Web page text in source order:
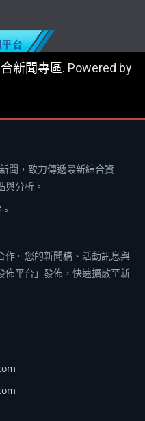
新聞專區. Powered by
聞，致力傳遞最新綜合資
分析。
作。您的新聞稿、活動訊息與
佈平台」發佈，快速擴散至新